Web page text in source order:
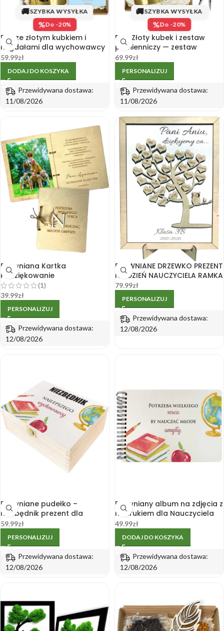
🚚SZYBKA WYSYŁKA
%Do -20%
Box ze złotym kubkiem i
migdałami dla wychowawcy
w pudełku
59.99zł
DODAJ DO KOSZYKA
Przewidywana dostawa:
11/08/2026
🚚SZYBKA WYSYŁKA
%Do -20%
Box: Złoty kubek i zestaw
piśmienniczy — zestaw
prezentowy dla wychowawcy
69.99zł
PERSONALIZUJ
Przewidywana dostawa:
11/08/2026
Drewniana Kartka
Podziękowanie
Personalizowana dla
Nauczyciela
(1)
39.99zł
PERSONALIZUJ
Przewidywana dostawa:
12/08/2026
DREWNIANE DRZEWKO PREZENT
NA DZIEŃ NAUCZYCIELA RAMKA
79.99zł
PERSONALIZUJ
Przewidywana dostawa:
12/08/2026
Drewniane pudełko –
niezbędnik prezent dla
Nauczyciela
59.99zł
PERSONALIZUJ
Przewidywana dostawa:
12/08/2026
Drewniany album na zdjęcia z
nadrukiem dla Nauczyciela
A5
49.99zł
DODAJ DO KOSZYKA
Przewidywana dostawa:
12/08/2026